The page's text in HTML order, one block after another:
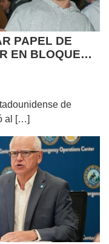
PAPEL DE
EN BLOQUEO
de
al […]